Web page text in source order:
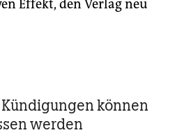
Effekt, den Verlag neu
können
werden